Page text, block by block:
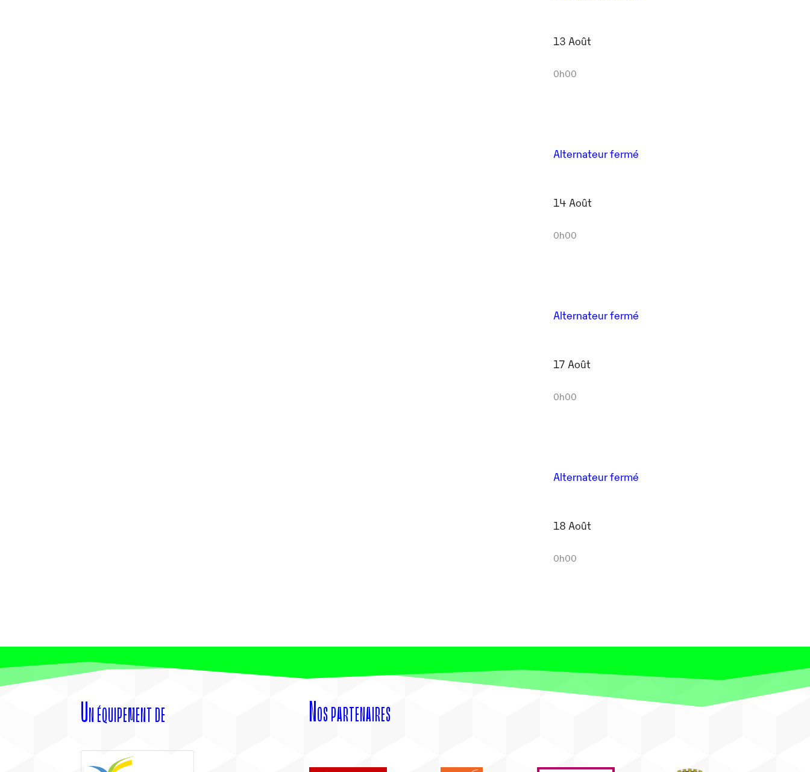
13 Août
0h00
Alternateur fermé
14 Août
0h00
Alternateur fermé
17 Août
0h00
Alternateur fermé
18 Août
0h00
Un équipement de Nos partenaires